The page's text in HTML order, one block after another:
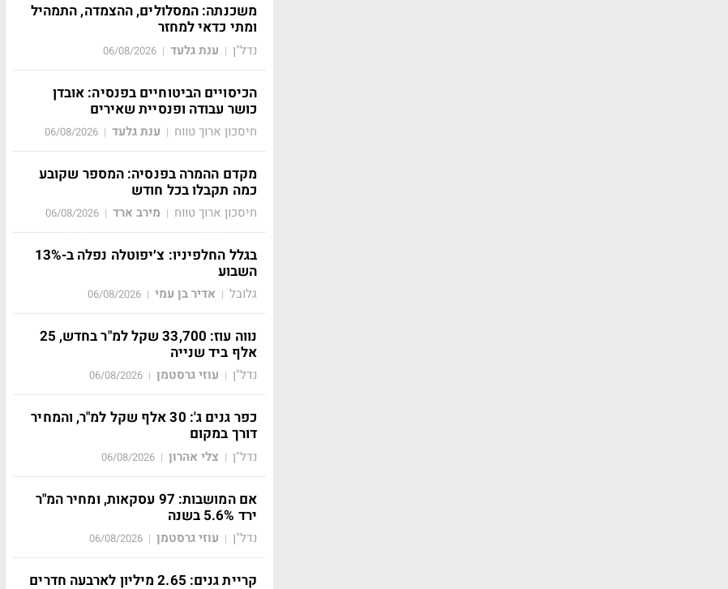
משכנתה: המסלולים, ההצמדה, התמהיל
ומתי כדאי למחזר
נדל"ן | ענת גלעד |
06/08/2026
הכיסויים הביטוחיים בפנסיה: אובדן
כושר עבודה ופנסיית שאירים
חיסכון ארוך טווח | ענת גלעד |
06/08/2026
מקדם ההמרה בפנסיה: המספר שקובע
כמה תקבלו בכל חודש
חיסכון ארוך טווח | מירב ארד |
06/08/2026
בגלל החלפיניו: צ׳יפוטלה נפלה ב-13%
השבוע
גלובל | אדיר בן עמי |
06/08/2026
נווה עוז: 33,700 שקל למ"ר בחדש, 25
אלף ביד שנייה
נדל"ן | עוזי גרסטמן |
06/08/2026
כפר גנים ג': 30 אלף שקל למ"ר, והמחיר
דורך במקום
נדל"ן | צלי אהרון |
06/08/2026
אם המושבות: 97 עסקאות, ומחיר המ"ר
ירד 5.6% בשנה
נדל"ן | עוזי גרסטמן |
06/08/2026
קריית גנים: 2.65 מיליון לארבעה חדרים